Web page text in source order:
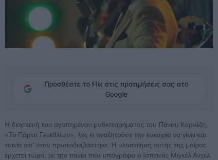
Προσθέστε το Flix στις προτιμήσεις σας στο
Google
Η διασκευή του αγαπημένου μυθιστορήματος του Πάνου Καρνέζη,
«Το Πάρτυ Γενεθλίων», λες κι αναζητούσε την ευκαιρία να γίνει και
ταινία απ' όταν πρωτοδιαβάστηκε. Η υλοποίηση αυτής της μοίρας
έρχεται τώρα, με την ταινία που υπογράφει ο Ισπανός Μιγκέλ Ανχελ